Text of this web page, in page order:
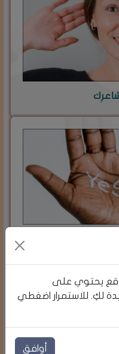
يحتوي على
لكِ. للاستمرار اضغطي
أوافق